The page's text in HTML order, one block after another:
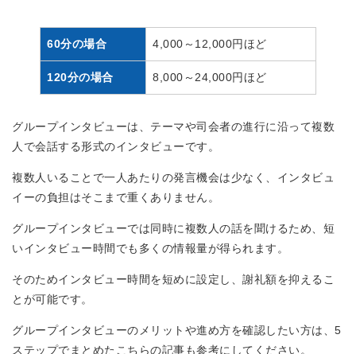
60分の場合 4,000～12,000円ほど
120分の場合 8,000～24,000円ほど
グループインタビューは、テーマや司会者の進行に沿って複数
人で会話する形式のインタビューです。
複数人いることで一人あたりの発言機会は少なく、インタビュ
イーの負担はそこまで重くありません。
グループインタビューでは同時に複数人の話を聞けるため、短
いインタビュー時間でも多くの情報量が得られます。
そのためインタビュー時間を短めに設定し、謝礼額を抑えるこ
とが可能です。
グループインタビューのメリットや進め方を確認したい方は、5
ステップでまとめたこちらの記事も参考にしてください。